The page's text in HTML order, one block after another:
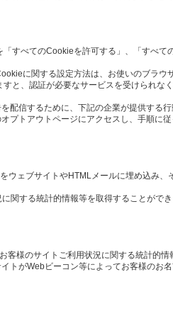
すべてのCookieを許可する」、「すべ
に関する設定方法は、お使いのブラウ
と、認証が必要なサービスを受けられな
配信するために、下記の企業が提供する
プトアウトページにアクセスし、手順に従
ウェブサイトやHTMLメールに埋め込み
関する統計的情報等を取得することができ
客様のサイトご利用状況に関する統計的
トがWebビーコン等によってお客様のお